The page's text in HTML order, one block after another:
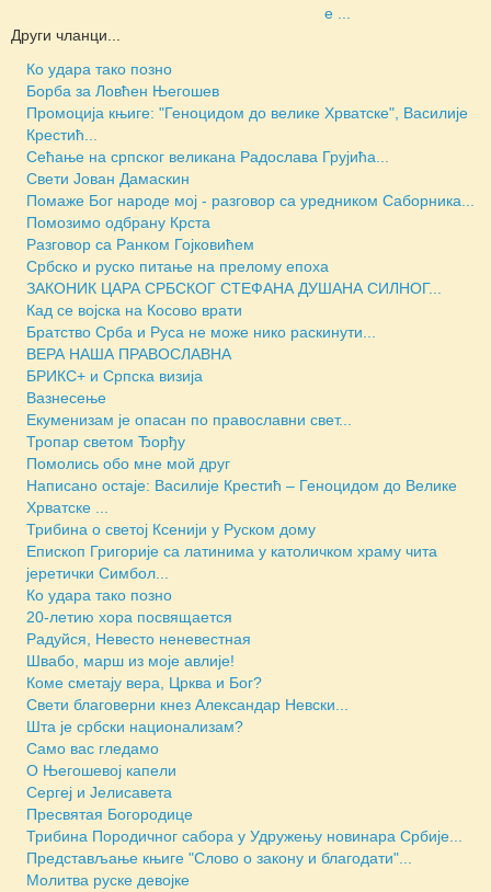
е ...
Други чланци...
Ко удара тако позно
Борба за Ловћен Његошев
Промоција књиге: "Геноцидом до велике Хрватске", Василије
Крестић...
Сећање на српског великана Радослава Грујића...
Свети Јован Дамаскин
Помаже Бог народе мој - разговор са уредником Саборника...
Помозимо одбрану Крста
Разговор са Ранком Гојковићем
Србско и руско питање на прелому епоха
ЗАКОНИК ЦАРА СРБСКОГ СТЕФАНА ДУШАНА СИЛНОГ...
Кад се војска на Косово врати
Братство Срба и Руса не може нико раскинути...
ВЕРА НАША ПРАВОСЛАВНА
БРИКС+ и Српска визија
Вазнесење
Екуменизам је опасан по православни свет...
Тропар светом Ђорђу
Помолись обо мне мой друг
Написано остаје: Василије Крестић – Геноцидом до Велике
Хрватске ...
Трибина о светој Ксенији у Руском дому
Епископ Григорије са латинима у католичком храму чита
јеретички Симбол...
Ко удара тако позно
20-летию хора посвящается
Радуйся, Невесто неневестная
Швабо, марш из моје авлије!
Коме сметају вера, Црква и Бог?
Свети благоверни кнез Александар Невски...
Шта је србски национализам?
Само вас гледамо
О Његошевој капели
Сергеј и Јелисавета
Пресвятая Богородице
Трибина Породичног сабора у Удружењу новинара Србије...
Представљање књиге "Слово о закону и благодати"...
Молитва руске девојке